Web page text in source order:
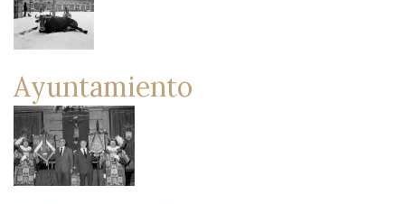
Ayuntamiento